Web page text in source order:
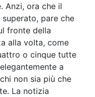
Anzi, ora che il
pare che
fronte della
alla volta, come
o cinque tutte
a
non sia più che
La notizia